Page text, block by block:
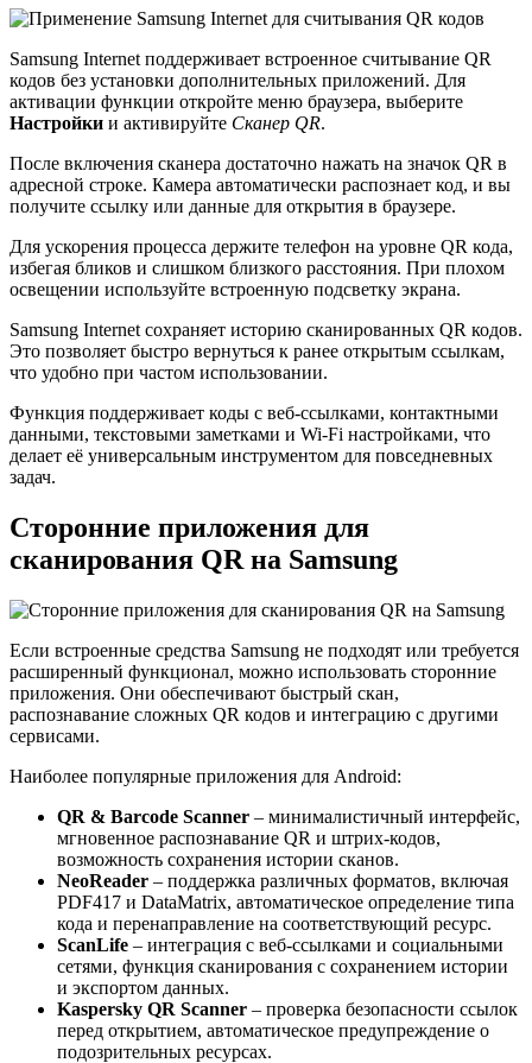
Samsung Internet поддерживает встроенное считывание QR
кодов без установки дополнительных приложений. Для
активации функции откройте меню браузера, выберите
Настройки и активируйте Сканер QR.
После включения сканера достаточно нажать на значок QR в
адресной строке. Камера автоматически распознает код, и вы
получите ссылку или данные для открытия в браузере.
Для ускорения процесса держите телефон на уровне QR кода,
избегая бликов и слишком близкого расстояния. При плохом
освещении используйте встроенную подсветку экрана.
Samsung Internet сохраняет историю сканированных QR кодов.
Это позволяет быстро вернуться к ранее открытым ссылкам,
что удобно при частом использовании.
Функция поддерживает коды с веб-ссылками, контактными
данными, текстовыми заметками и Wi-Fi настройками, что
делает её универсальным инструментом для повседневных
задач.
Сторонние приложения для
сканирования QR на Samsung
Если встроенные средства Samsung не подходят или требуется
расширенный функционал, можно использовать сторонние
приложения. Они обеспечивают быстрый скан,
распознавание сложных QR кодов и интеграцию с другими
сервисами.
Наиболее популярные приложения для Android:
QR & Barcode Scanner – минималистичный интерфейс,
мгновенное распознавание QR и штрих-кодов,
возможность сохранения истории сканов.
NeoReader – поддержка различных форматов, включая
PDF417 и DataMatrix, автоматическое определение типа
кода и перенаправление на соответствующий ресурс.
ScanLife – интеграция с веб-ссылками и социальными
сетями, функция сканирования с сохранением истории
и экспортом данных.
Kaspersky QR Scanner – проверка безопасности ссылок
перед открытием, автоматическое предупреждение о
подозрительных ресурсах.